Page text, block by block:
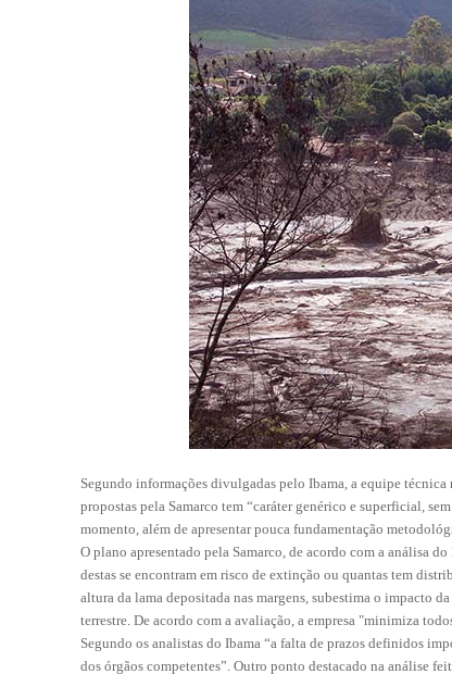
Segundo informações divulgadas pelo Ibama, a equipe
propostas pela Samarco tem “caráter genérico e superficial,
momento, além de apresentar pouca fundamentação
O plano apresentado pela Samarco, de acordo com a análisa
destas se encontram em risco de extinção ou quantas tem
altura da lama depositada nas margens, subestima o impacto
terrestre. De acordo com a avaliação, a empresa "minimiza
Segundo os analistas do Ibama “a falta de prazos definidos
dos órgãos competentes”. Outro ponto destacado na análise